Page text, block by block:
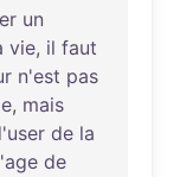
un
vie, il faut
n'est pas
, mais
de la
de